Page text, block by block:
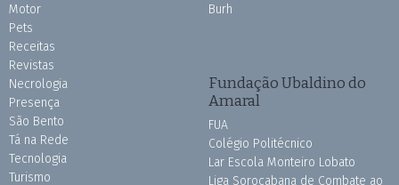
Motor
Pets
Receitas
Revistas
Necrologia
Presença
São Bento
Tá na Rede
Tecnologia
Turismo
Burh
Fundação Ubaldino do
Amaral
FUA
Colégio Politécnico
Lar Escola Monteiro Lobato
Liga Sorocabana de Combate ao